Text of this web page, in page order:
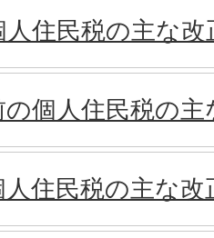
住民税の主な
個人住民税の
住民税の主な